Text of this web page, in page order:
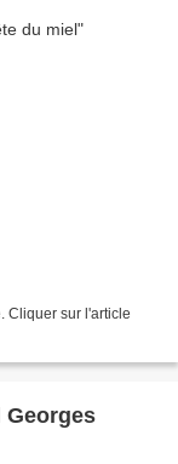
Cliquer sur l'article
Georges